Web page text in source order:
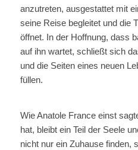
anzutreten, ausgestattet mit
seine Reise begleitet und die
öffnet. In der Hoffnung, dass
auf ihn wartet, schließt sich
und die Seiten eines neuen
füllen.
Wie Anatole France einst
hat, bleibt ein Teil der Seele
nicht nur ein Zuhause finden,